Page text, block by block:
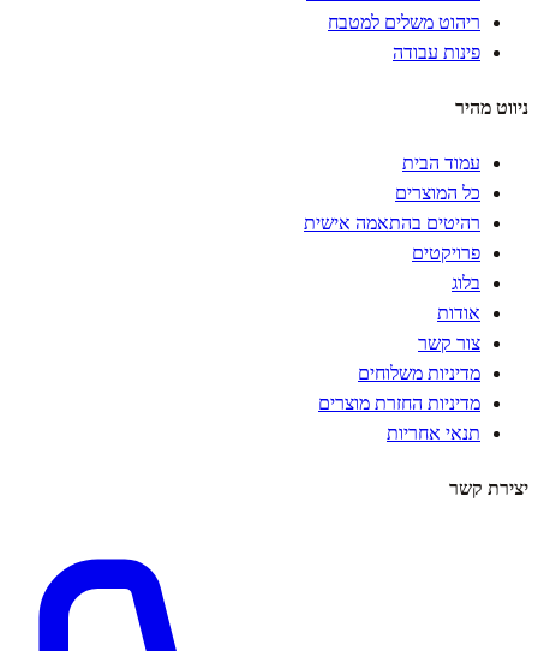
ריהוט משלים למטבח
פינות עבודה
ניווט מהיר
עמוד הבית
כל המוצרים
רהיטים בהתאמה אישית
פרויקטים
בלוג
אודות
צור קשר
מדיניות משלוחים
מדיניות החזרת מוצרים
תנאי אחריות
יצירת קשר